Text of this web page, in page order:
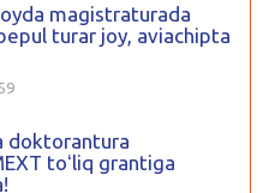
magistraturada
turar joy, aviachipta
doktorantura
toʻliq grantiga